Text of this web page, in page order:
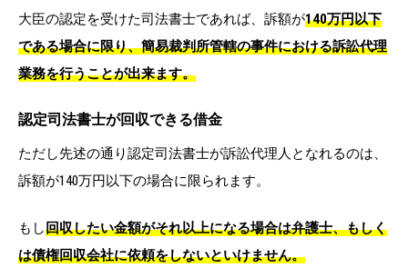
大臣の認定を受けた司法書士であれば、訴額が140万円以下
である場合に限り、簡易裁判所管轄の事件における訴訟代理
業務を行うことが出来ます。
認定司法書士が回収できる借金
ただし先述の通り認定司法書士が訴訟代理人となれるのは、
訴額が140万円以下の場合に限られます。
もし回収したい金額がそれ以上になる場合は弁護士、もしく
は債権回収会社に依頼をしないといけません。